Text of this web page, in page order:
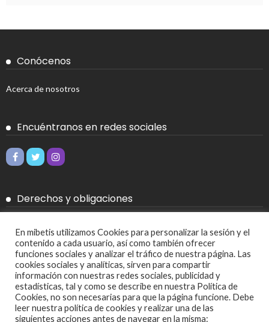
Conócenos
Acerca de nosotros
Encuéntranos en redes sociales
Derechos y obligaciones
Política de Cookies
Política de privacidad
Más
En mibetis utilizamos Cookies para personalizar la sesión y el
contenido a cada usuario, así como también ofrecer
funciones sociales y analizar el tráfico de nuestra página. Las
cookies sociales y analíticas, sirven para compartir
información con nuestras redes sociales, publicidad y
estadísticas, tal y como se describe en nuestra Política de
Cookies, no son necesarias para que la página funcione. Debe
leer nuestra política de cookies y realizar una de las
siguientes acciones antes de navegar en la misma: